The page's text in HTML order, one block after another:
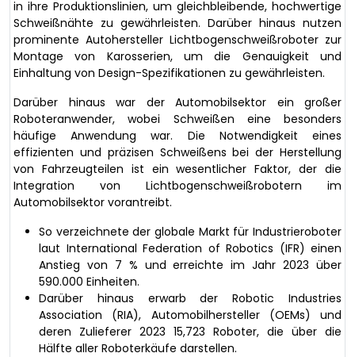
in ihre Produktionslinien, um gleichbleibende, hochwertige
Schweißnähte zu gewährleisten. Darüber hinaus nutzen
prominente Autohersteller Lichtbogenschweißroboter zur
Montage von Karosserien, um die Genauigkeit und
Einhaltung von Design-Spezifikationen zu gewährleisten.
Darüber hinaus war der Automobilsektor ein großer
Roboteranwender, wobei Schweißen eine besonders
häufige Anwendung war. Die Notwendigkeit eines
effizienten und präzisen Schweißens bei der Herstellung
von Fahrzeugteilen ist ein wesentlicher Faktor, der die
Integration von Lichtbogenschweißrobotern im
Automobilsektor vorantreibt.
So verzeichnete der globale Markt für Industrieroboter
laut International Federation of Robotics (IFR) einen
Anstieg von 7 % und erreichte im Jahr 2023 über
590.000 Einheiten.
Darüber hinaus erwarb der Robotic Industries
Association (RIA), Automobilhersteller (OEMs) und
deren Zulieferer 2023 15,723 Roboter, die über die
Hälfte aller Roboterkäufe darstellen.